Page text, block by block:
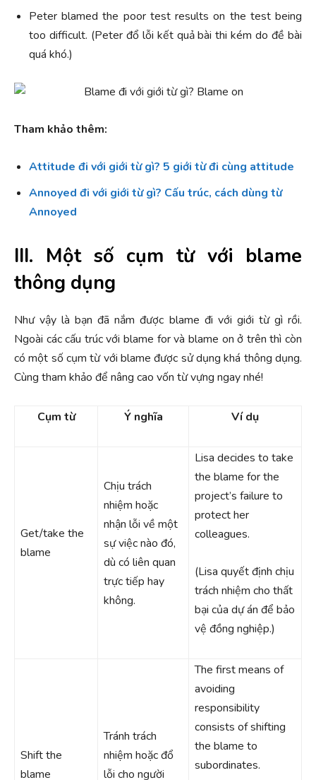
Peter blamed the poor test results on the test being
too difficult. (Peter đổ lỗi kết quả bài thi kém do đề bài
quá khó.)
Tham khảo thêm:
Attitude đi với giới từ gì? 5 giới từ đi cùng attitude
Annoyed đi với giới từ gì? Cấu trúc, cách dùng từ
Annoyed
III. Một số cụm từ với blame
thông dụng
Như vậy là bạn đã nắm được blame đi với giới từ gì rồi.
Ngoài các cấu trúc với blame for và blame on ở trên thì còn
có một số cụm từ với blame được sử dụng khá thông dụng.
Cùng tham khảo để nâng cao vốn từ vựng ngay nhé!
Cụm từ Ý nghĩa Ví dụ
Get/take the
blame
Chịu trách
nhiệm hoặc
nhận lỗi về một
sự việc nào đó,
dù có liên quan
trực tiếp hay
không.
Lisa decides to take
the blame for the
project’s failure to
protect her
colleagues.
(Lisa quyết định chịu
trách nhiệm cho thất
bại của dự án để bảo
vệ đồng nghiệp.)
Shift the
blame
Tránh trách
nhiệm hoặc đổ
lỗi cho người
The first means of
avoiding
responsibility
consists of shifting
the blame to
subordinates.